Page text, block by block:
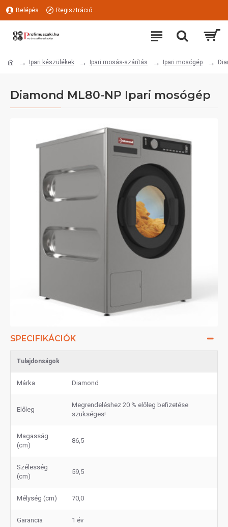
Belépés Regisztráció
Ipari készülékek Ipari mosás-szárítás Ipari mosógép
Diamond ML80-NP Ipari mosógép
SPECIFIKÁCIÓK
Tulajdonságok
Márka Diamond
Előleg
Megrendeléshez 20 % előleg befizetése
szükséges!
Magasság
(cm)
86,5
Szélesség
(cm)
59,5
Mélység (cm) 70,0
Garancia 1 év